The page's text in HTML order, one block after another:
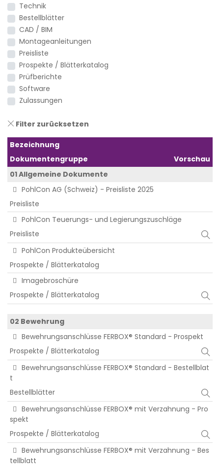
Technik
Bestellblätter
CAD / BIM
Montageanleitungen
Preisliste
Prospekte / Blätterkatalog
Prüfberichte
Software
Zulassungen
Filter zurücksetzen
Bezeichnung
Dokumentengruppe
Vorschau
01 Allgemeine Dokumente
PohlCon AG (Schweiz) - Preisliste 2025
Preisliste
PohlCon Teuerungs- und Legierungszuschläge
Preisliste
PohlCon Produkteübersicht
Prospekte / Blätterkatalog
Imagebroschüre
Prospekte / Blätterkatalog
02 Bewehrung
Bewehrungsanschlüsse FERBOX® Standard - Prospekt
Prospekte / Blätterkatalog
Bewehrungsanschlüsse FERBOX® Standard - Bestellblat
t
Bestellblätter
Bewehrungsanschlüsse FERBOX® mit Verzahnung - Pro
spekt
Prospekte / Blätterkatalog
Bewehrungsanschlüsse FERBOX® mit Verzahnung - Bes
tellblatt